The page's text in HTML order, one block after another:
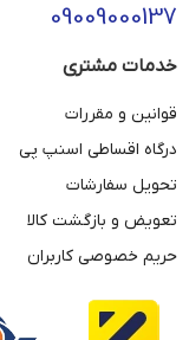
09009000137
خدمات مشتری
قوانین و مقررات
درگاه اقساطی اسنپ پی
تحویل سفارشات
تعویض و بازگشت کالا
حریم خصوصی کاربران